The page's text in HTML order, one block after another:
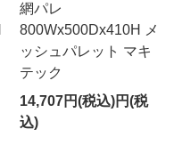
網パレ
800Wx500Dx410H メ
ッシュパレット マキ
テック
14,707円(税込)円(税
込)